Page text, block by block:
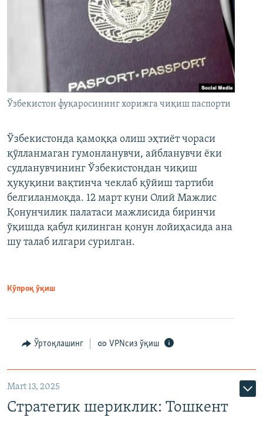
Ўзбекистон фуқаросининг хорижга чиқиш паспорти
Ўзбекистонда қамоққа олиш эҳтиёт чораси
қўлланмаган гумонланувчи, айбланувчи ёки
судланувчининг Ўзбекистондан чиқиш
ҳуқуқини вақтинча чеклаб қўйиш тартиби
белгиланмоқда. 12 март куни Олий Мажлис
Қонунчилик палатаси мажлисида биринчи
ўқишда қабул қилинган қонун лойиҳасида ана
шу талаб илгари сурилган.
Кўпроқ ўқиш
Ўртоқлашинг VPNсиз ўқиш
Mart 13, 2025
Стратегик шериклик: Тошкент